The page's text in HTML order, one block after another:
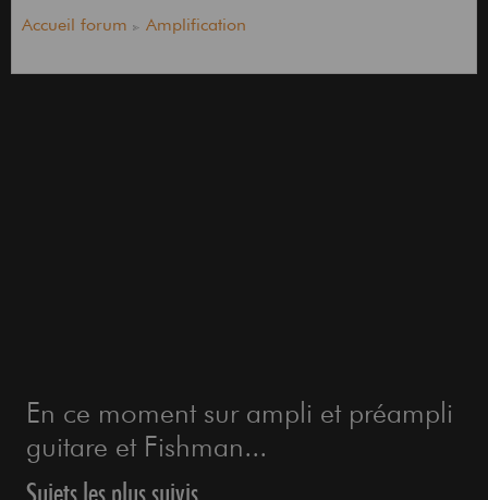
Accueil forum Amplification
En ce moment sur ampli et préampli
guitare et Fishman...